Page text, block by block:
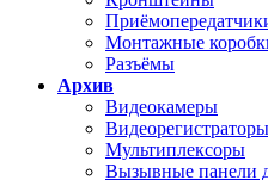
Монтажные
Разъёмы
Архив
Видеокамеры
Видеорегистраторы
Мультиплексоры
Вызывные панели